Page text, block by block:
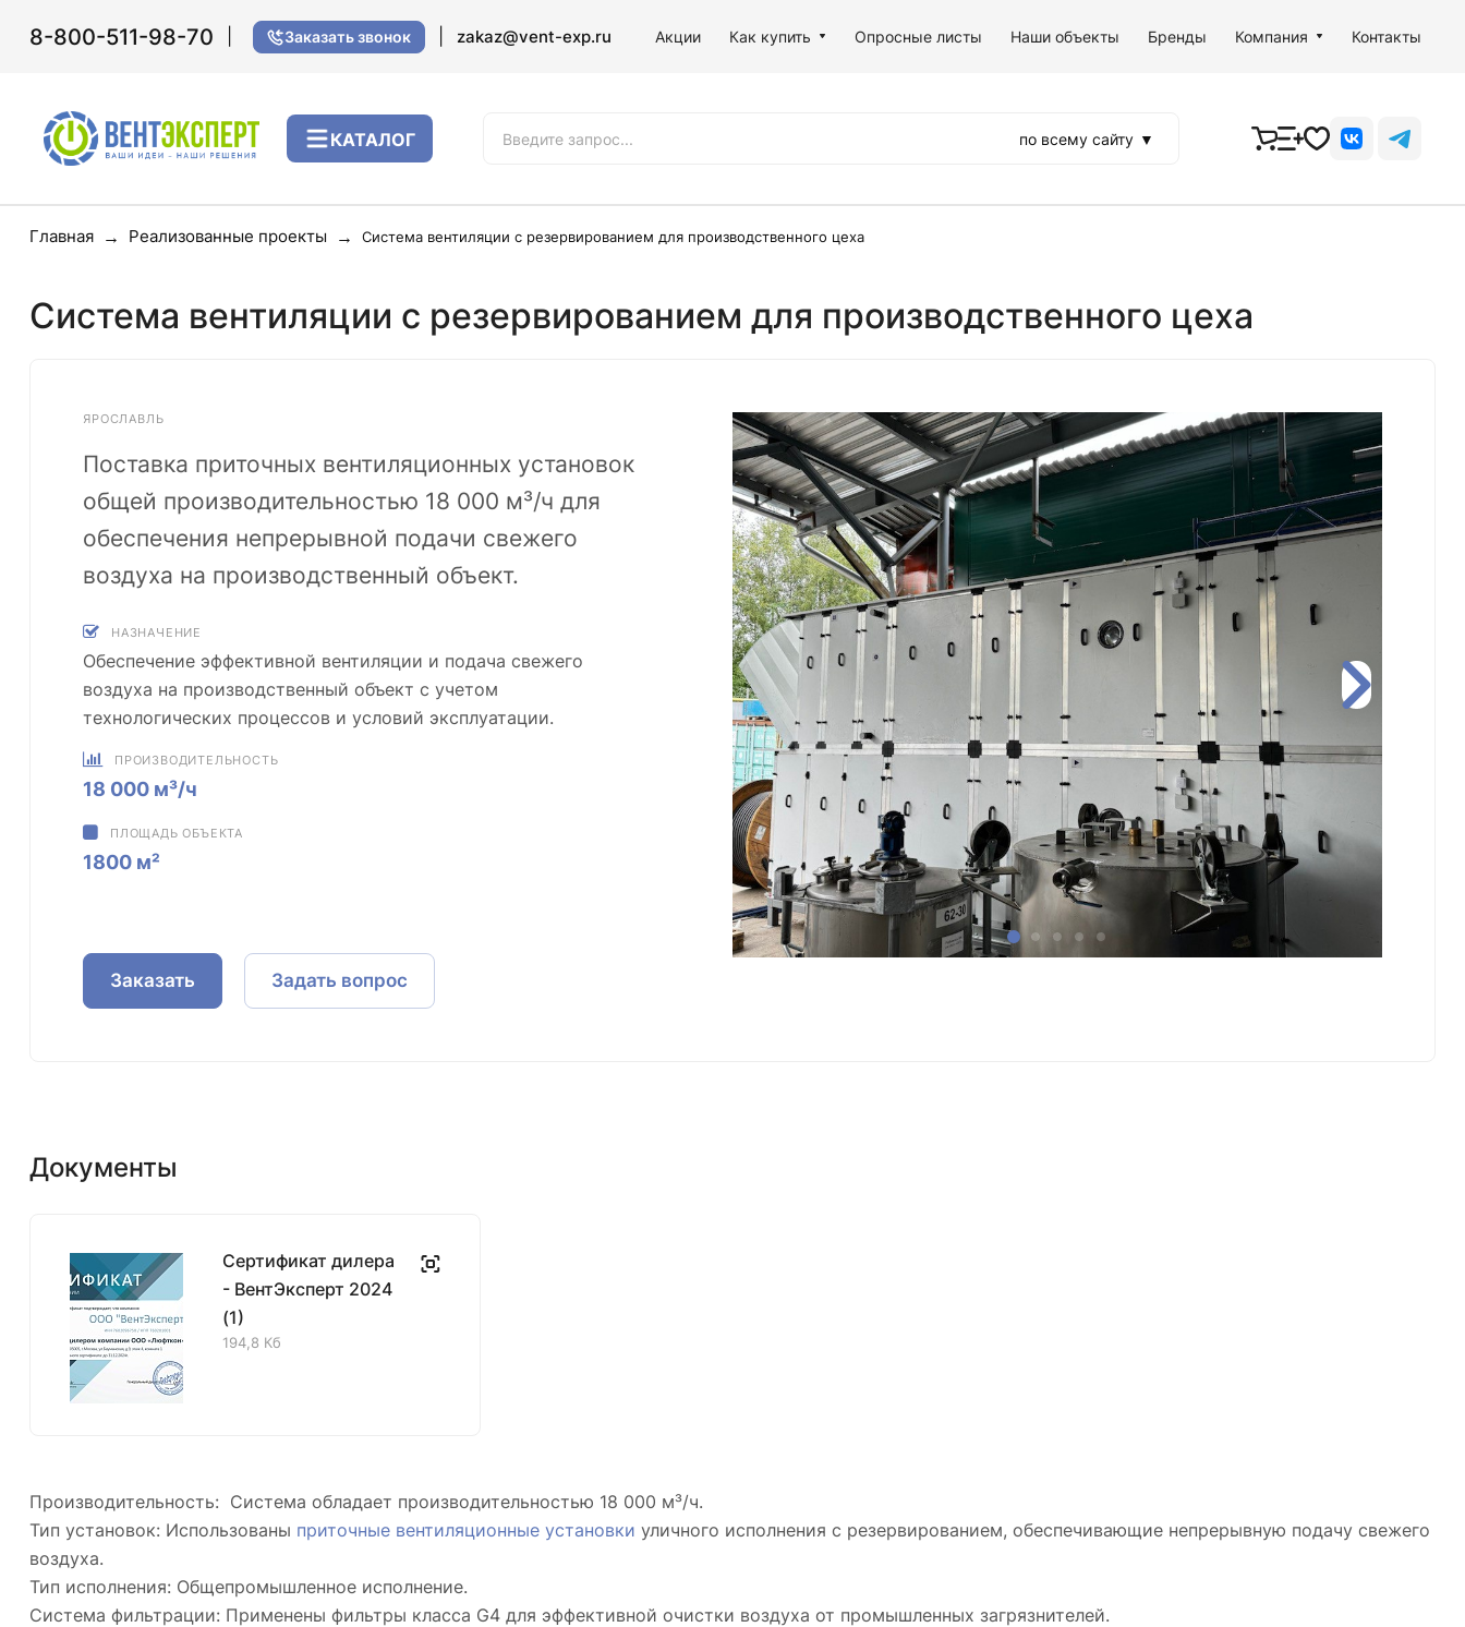
8-800-511-98-70 Заказать звонок zakaz@vent-exp.ru Акции Как купить Опросные листы Наши объекты Бренды Компания Контакты
КАТАЛОГ по всему сайту ▼
Главная Реализованные проекты Система вентиляции с резервированием для производственного цеха
Система вентиляции с резервированием для производственного цеха
ЯРОСЛАВЛЬ
Поставка приточных вентиляционных установок
общей производительностью 18 000 м³/ч для
обеспечения непрерывной подачи свежего
воздуха на производственный объект.
НАЗНАЧЕНИЕ
Обеспечение эффективной вентиляции и подача свежего
воздуха на производственный объект с учетом
технологических процессов и условий эксплуатации.
ПРОИЗВОДИТЕЛЬНОСТЬ
18 000 м³/ч
ПЛОЩАДЬ ОБЪЕКТА
1800 м²
Заказать Задать вопрос
Документы
Сертификат дилера
- ВентЭксперт 2024
(1)
194,8 Кб
Производительность: Система обладает производительностью 18 000 м³/ч.
Тип установок: Использованы приточные вентиляционные установки уличного исполнения с резервированием, обеспечивающие непрерывную подачу свежего
воздуха.
Тип исполнения: Общепромышленное исполнение.
Система фильтрации: Применены фильтры класса G4 для эффективной очистки воздуха от промышленных загрязнителей.